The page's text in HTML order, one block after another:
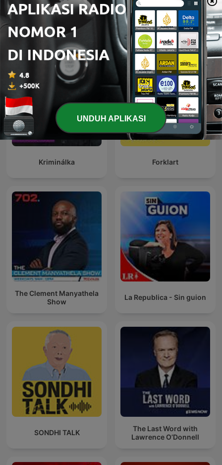
24 Oras Podcast Global News Podcast
Kriminálka Forklart
The Clement Manyathela
Show
La Republica - Sin guion
SONDHI TALK
The Last Word with
Lawrence O’Donnell
UNDUH APLIKASI